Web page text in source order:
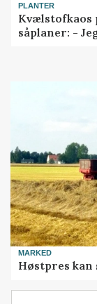
PLANTER
Kvælstofkaos
såplaner: -
MARKED
Høstpres